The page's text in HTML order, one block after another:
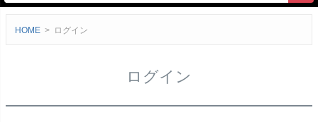
HOME ログイン
ログイン